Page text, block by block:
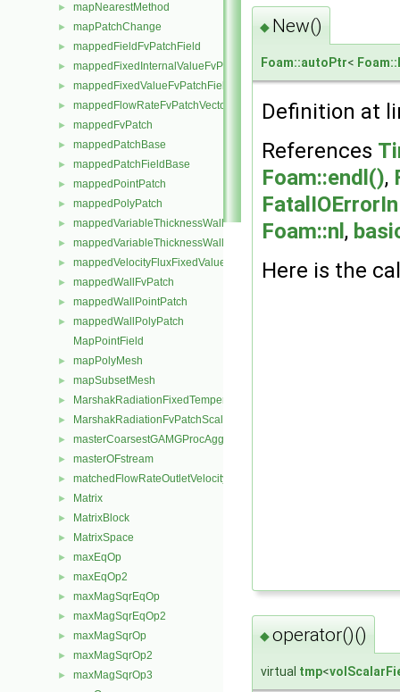
► mapNearestMethod
► mapPatchChange
► mappedFieldFvPatchField
► mappedFixedInternalValueFvPatchField
► mappedFixedValueFvPatchField
► mappedFlowRateFvPatchVectorField
► mappedFvPatch
► mappedPatchBase
► mappedPatchFieldBase
► mappedPointPatch
► mappedPolyPatch
► mappedVariableThicknessWallFvPatch
► mappedVariableThicknessWallPolyPatch
► mappedVelocityFluxFixedValueFvPatchField
► mappedWallFvPatch
► mappedWallPointPatch
►
mappedWallPolyPatch
MapPointField
► mapPolyMesh
► mapSubsetMesh
► MarshakRadiationFixedTemperatureFvPatchScalarField
► MarshakRadiationFvPatchScalarField
► masterCoarsestGAMGProcAgglomeration
► masterOFstream
► matchedFlowRateOutletVelocityFvPatchVectorField
► Matrix
► MatrixBlock
► MatrixSpace
► maxEqOp
► maxEqOp2
► maxMagSqrEqOp
► maxMagSqrEqOp2
► maxMagSqrOp
► maxMagSqrOp2
► maxMagSqrOp3
◆ New()
Foam::autoPtr<
Definition at
References
Foam::endl(),
Foam::nl ,
Here is the
◆operator()()
virtual tmp<